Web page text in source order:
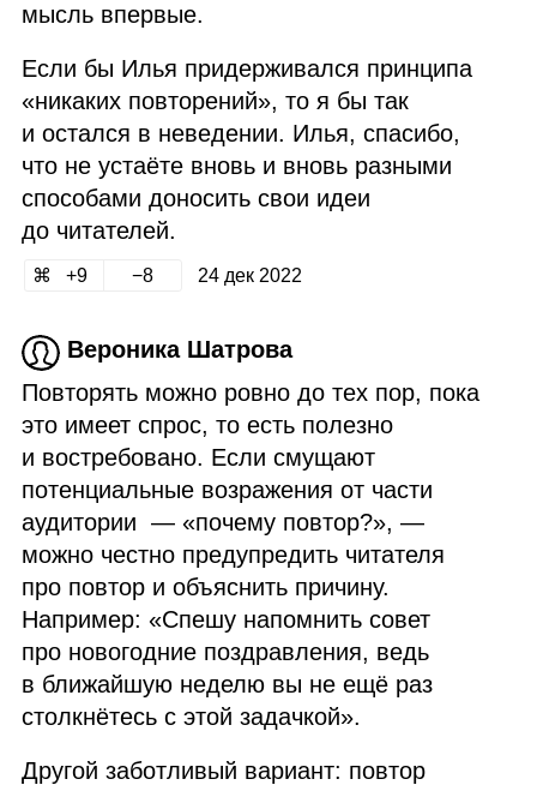
мысль впервые.
Если бы Илья придерживался принципа
«никаких повторений», то я бы так
и остался в неведении. Илья, спасибо,
что не устаёте вновь и вновь разными
способами доносить свои идеи
до читателей.
9 8 24 дек 2022
Вероника Шатрова
Повторять можно ровно до тех пор, пока
это имеет спрос, то есть полезно
и востребовано. Если смущают
потенциальные возражения от части
аудитории — «почему повтор?», —
можно честно предупредить читателя
про повтор и объяснить причину.
Например: «Спешу напомнить совет
про новогодние поздравления, ведь
в ближайшую неделю вы не ещё раз
столкнётесь с этой задачкой».
Другой заботливый вариант: повтор